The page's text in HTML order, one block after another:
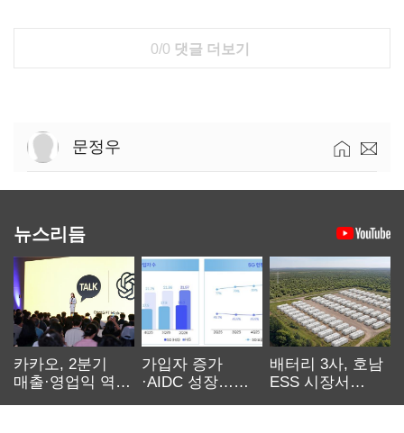
0/0 댓글 더보기
문정우
뉴스리듬
카카오, 2분기
매출·영업익 역대
가입자 증가
·AIDC 성장…
배터리 3사, 호남
ESS 시장서